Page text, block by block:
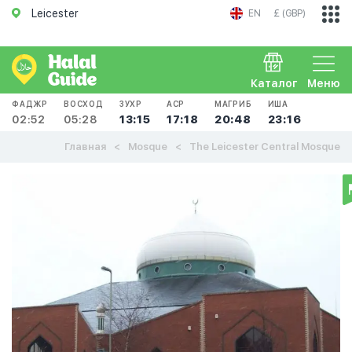
Leicester EN £ (GBP)
Меню
Каталог
ФАДЖР
02:52
ВОСХОД
05:28
ЗУХР
13:15
АСР
17:18
МАГРИБ
20:48
ИША
23:16
Главная Mosque The Leicester Central Mosque